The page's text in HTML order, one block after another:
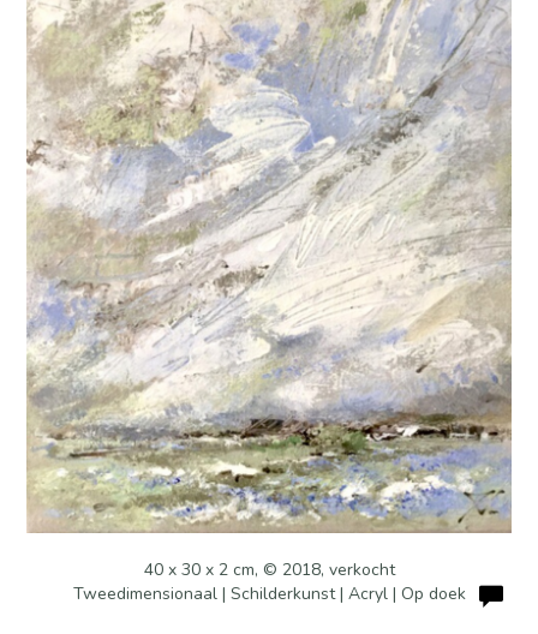
40 x 30 x 2 cm, © 2018, verkocht
Tweedimensionaal | Schilderkunst | Acryl | Op doek